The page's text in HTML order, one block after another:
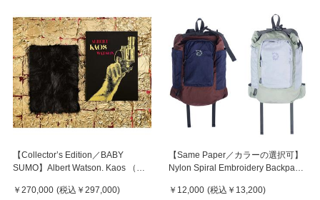
【Collector’s Edition／BABY
SUMO】Albert Watson. Kaos （ア
注文より1週間～10日程度で発送予
￥270,000 (税込 ￥297,000)
【Same Paper／カラーの選択可】
Nylon Spiral Embroidery Backpack
￥12,000 (税込 ￥13,200)